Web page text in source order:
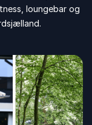
loungebar og